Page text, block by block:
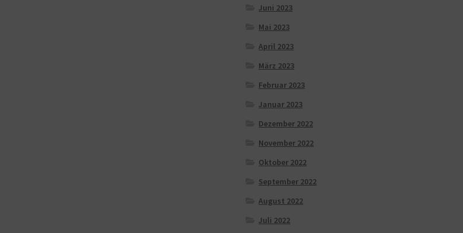
Juni 2023
Mai 2023
April 2023
März 2023
Februar 2023
Januar 2023
Dezember 2022
November 2022
Oktober 2022
September 2022
August 2022
Juli 2022